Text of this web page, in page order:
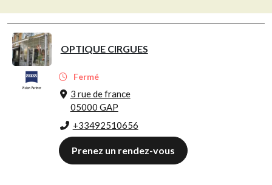
OPTIQUE CIRGUES
Fermé
3 rue de france
05000 GAP
+33492510656
Prenez un rendez-vous